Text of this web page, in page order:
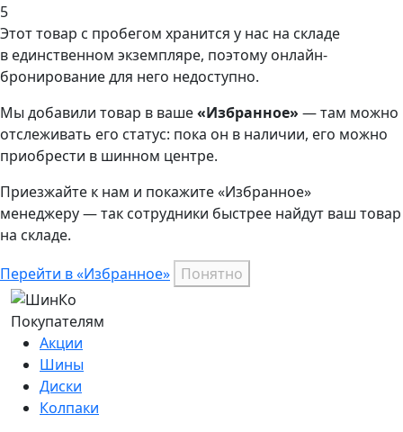
5
Этот товар с пробегом хранится у нас на складе
в единственном экземпляре, поэтому онлайн-
бронирование для него недоступно.
Мы добавили товар в ваше«Избранное» — там можно
отслеживать его статус: пока он в наличии, его можно
приобрести в шинном центре.
Приезжайте к нам и покажите «Избранное»
менеджеру — так сотрудники быстрее найдут ваш товар
на складе.
Перейти в «Избранное» Понятно
Покупателям
Акции
Шины
Диски
Колпаки